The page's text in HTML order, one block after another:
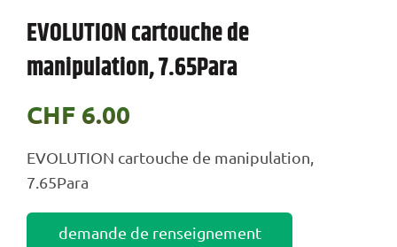
EVOLUTION cartouche de
manipulation, 7.65Para
CHF 6.00
EVOLUTION cartouche de manipulation,
7.65Para
demande de renseignement